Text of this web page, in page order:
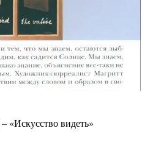
«Искусство видеть»